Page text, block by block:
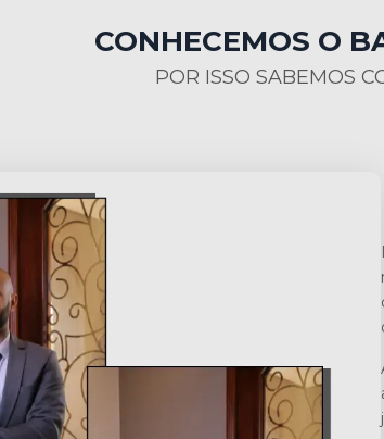
CONHECEMOS O
POR ISSO SABEMOS